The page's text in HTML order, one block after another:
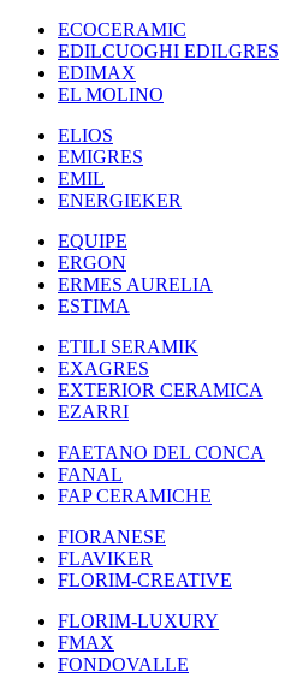
ECOCERAMIC
EDILCUOGHI EDILGRES
EDIMAX
EL MOLINO
ELIOS
EMIGRES
EMIL
ENERGIEKER
EQUIPE
ERGON
ERMES AURELIA
ESTIMA
ETILI SERAMIK
EXAGRES
EXTERIOR CERAMICA
EZARRI
FAETANO DEL CONCA
FANAL
FAP CERAMICHE
FIORANESE
FLAVIKER
FLORIM-CREATIVE
FLORIM-LUXURY
FMAX
FONDOVALLE